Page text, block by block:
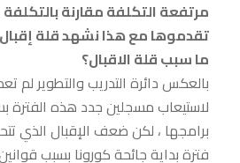
مرتفعة التكلفة مقارنة بالتكلفة
تقدموها مع هذا نشهد قلة إقبال
ما سبب قلة الاقبال؟
بالعكس دائرة التدريب والتطوير لم
لاستيعاب مسجلين جدد هذه الفترة
برامجها ، لكن ضعف الإقبال الذي
فترة بداية جائحة كورونا بسبب